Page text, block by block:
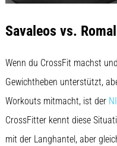
Savaleos vs.
Wenn du CrossFit machst
Gewichtheben unterstützt,
Workouts mitmacht, ist der
CrossFitter kennt diese
mit der Langhantel, aber